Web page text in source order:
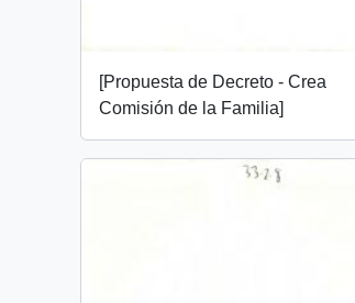
[Propuesta de Decreto - Crea
Comisión de la Familia]